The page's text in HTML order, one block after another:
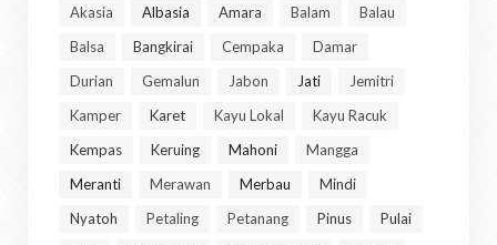
Akasia Albasia Amara Balam
Balau
Balsa
Bangkirai Cempaka
Damar
Durian
Gemalun Jabon Jati
Jemitri
Kamper
Karet Kayu Lokal
Kayu Racuk
Kempas
Keruing Mahoni
Mangga
Meranti
Merawan Merbau
Mindi
Nyatoh
Petaling Petanang Pinus
Pulai